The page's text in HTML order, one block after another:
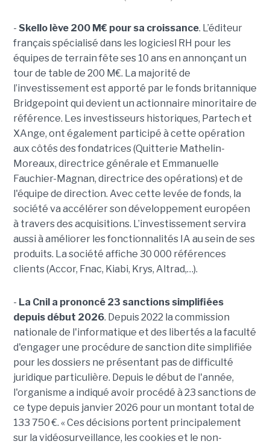
- Skello lève 200 M€ pour sa croissance. L’éditeur
français spécialisé dans les logiciesl RH pour les
équipes de terrain fête ses 10 ans en annonçant un
tour de table de 200 M€. La majorité de
l’investissement est apporté par le fonds britannique
Bridgepoint qui devient un actionnaire minoritaire de
référence. Les investisseurs historiques, Partech et
XAnge, ont également participé à cette opération
aux côtés des fondatrices (Quitterie Mathelin-
Moreaux, directrice générale et Emmanuelle
Fauchier-Magnan, directrice des opérations) et de
l'équipe de direction. Avec cette levée de fonds, la
société va accélérer son développement européen
à travers des acquisitions. L’investissement servira
aussi à améliorer les fonctionnalités IA au sein de ses
produits. La société affiche 30 000 références
clients (Accor, Fnac, Kiabi, Krys, Altrad,…).
- La Cnil a prononcé 23 sanctions simplifiées
depuis début 2026. Depuis 2022 la commission
nationale de l'informatique et des libertés a la faculté
d'engager une procédure de sanction dite simplifiée
pour les dossiers ne présentant pas de difficulté
juridique particulière. Depuis le début de l'année,
l'organisme a indiqué avoir procédé à 23 sanctions de
ce type depuis janvier 2026 pour un montant total de
133 750 €. « Ces décisions portent principalement
sur la vidéosurveillance, les cookies et le non-